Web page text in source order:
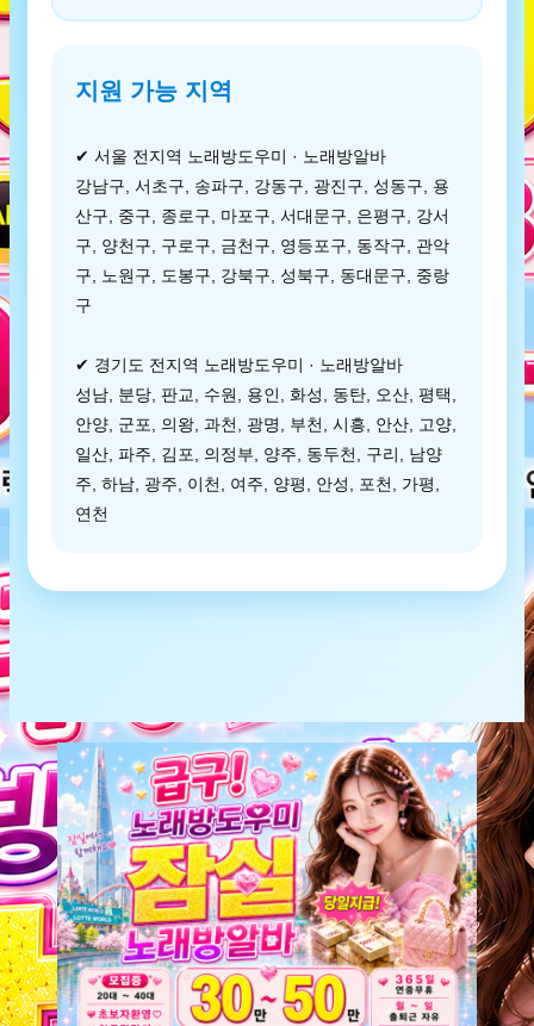
지원 가능 지역
✔ 서울 전지역 노래방도우미 · 노래방알바
강남구, 서초구, 송파구, 강동구, 광진구, 성동구, 용
산구, 중구, 종로구, 마포구, 서대문구, 은평구, 강서
구, 양천구, 구로구, 금천구, 영등포구, 동작구, 관악
구, 노원구, 도봉구, 강북구, 성북구, 동대문구, 중랑
구
✔ 경기도 전지역 노래방도우미 · 노래방알바
성남, 분당, 판교, 수원, 용인, 화성, 동탄, 오산, 평택,
안양, 군포, 의왕, 과천, 광명, 부천, 시흥, 안산, 고양,
일산, 파주, 김포, 의정부, 양주, 동두천, 구리, 남양
주, 하남, 광주, 이천, 여주, 양평, 안성, 포천, 가평,
연천